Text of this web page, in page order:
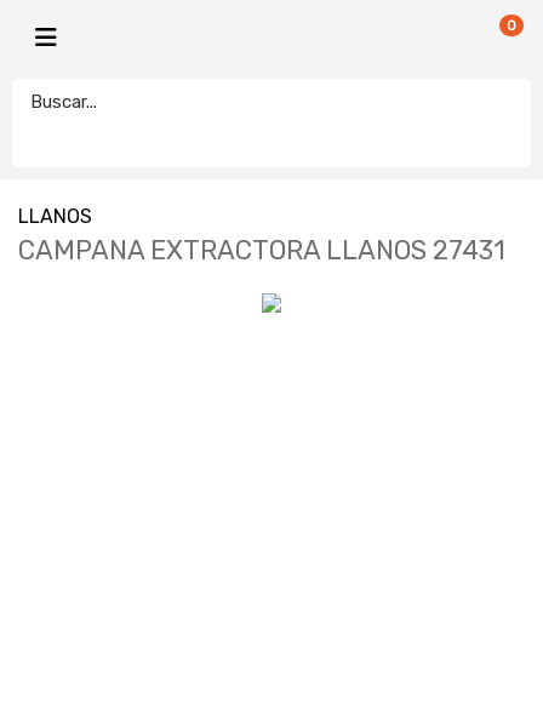
0
LLANOS
CAMPANA EXTRACTORA LLANOS 27431